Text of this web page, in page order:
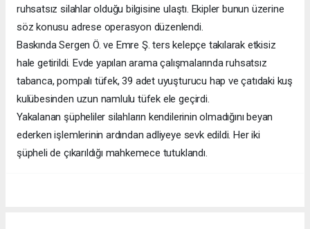
ruhsatsız silahlar olduğu bilgisine ulaştı. Ekipler bunun üzerine
söz konusu adrese operasyon düzenlendi.
Baskında Sergen Ö. ve Emre Ş. ters kelepçe takılarak etkisiz
hale getirildi. Evde yapılan arama çalışmalarında ruhsatsız
tabanca, pompalı tüfek, 39 adet uyuşturucu hap ve çatıdaki kuş
kulübesinden uzun namlulu tüfek ele geçirdi.
Yakalanan şüpheliler silahların kendilerinin olmadığını beyan
ederken işlemlerinin ardından adliyeye sevk edildi. Her iki
şüpheli de çıkarıldığı mahkemece tutuklandı.